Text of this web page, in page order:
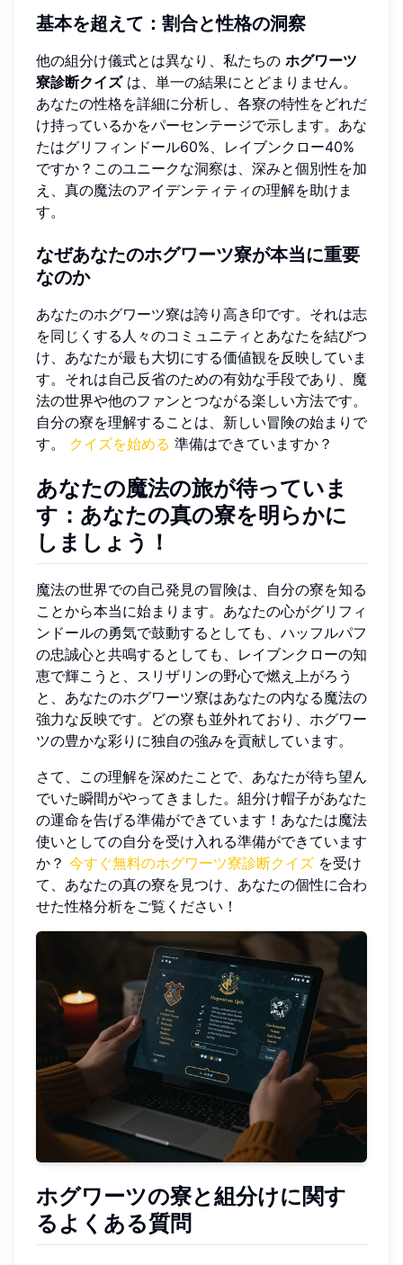
基本を超えて：割合と性格の洞察
他の組分け儀式とは異なり、私たちの ホグワーツ
寮診断クイズは、単一の結果にとどまりません。
あなたの性格を詳細に分析し、各寮の特性をどれだ
け持っているかをパーセンテージで示します。あな
たはグリフィンドール60%、レイブンクロー40%
ですか？このユニークな洞察は、深みと個別性を加
え、真の魔法のアイデンティティの理解を助けま
す。
なぜあなたのホグワーツ寮が本当に重要
なのか
あなたのホグワーツ寮は誇り高き印です。それは志
を同じくする人々のコミュニティとあなたを結びつ
け、あなたが最も大切にする価値観を反映していま
す。それは自己反省のための有効な手段であり、魔
法の世界や他のファンとつながる楽しい方法です。
自分の寮を理解することは、新しい冒険の始まりで
す。 クイズを始める 準備はできていますか？
あなたの魔法の旅が待っていま
す：あなたの真の寮を明らかに
しましょう！
魔法の世界での自己発見の冒険は、自分の寮を知る
ことから本当に始まります。あなたの心がグリフィ
ンドールの勇気で鼓動するとしても、ハッフルパフ
の忠誠心と共鳴するとしても、レイブンクローの知
恵で輝こうと、スリザリンの野心で燃え上がろう
と、あなたのホグワーツ寮はあなたの内なる魔法の
強力な反映です。どの寮も並外れており、ホグワー
ツの豊かな彩りに独自の強みを貢献しています。
さて、この理解を深めたことで、あなたが待ち望ん
でいた瞬間がやってきました。組分け帽子があなた
の運命を告げる準備ができています！あなたは魔法
使いとしての自分を受け入れる準備ができています
か？ 今すぐ無料のホグワーツ寮診断クイズ を受け
て、あなたの真の寮を見つけ、あなたの個性に合わ
せた性格分析をご覧ください！
ホグワーツの寮と組分けに関す
るよくある質問